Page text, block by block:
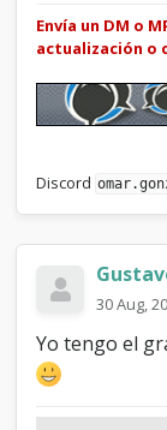
Envía un DM o
actualización o
Discord
30 Aug,
Yo tengo el